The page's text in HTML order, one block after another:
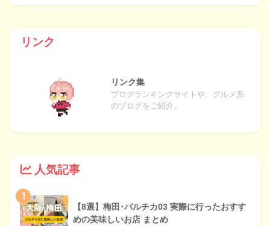
リンク
リンク集
ブログランキングサイトや、グルメ系
のブログをご紹介。
人気記事
1
【8選】梅田･バルチカ03 実際に行ったおすす
めの美味しいお店 まとめ